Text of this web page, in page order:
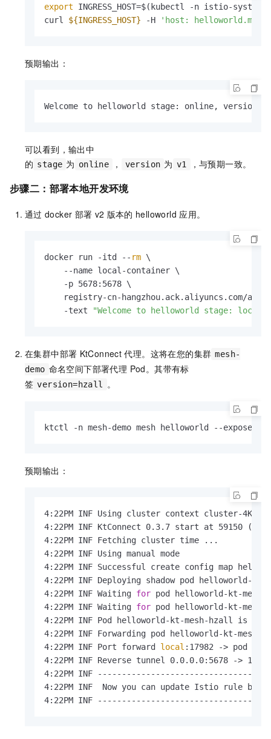
export INGRESS_HOST=$(kubectl -n istio-
curl ${INGRESS_HOST} -H 'host:
预期输出：
Welcome to helloworld stage: online, version:
可以看到，输出中
的 stage 为 online ， version 为 v1 ，与预期一致。
步骤二：部署本地开发环境
通过 docker 部署 v2 版本的 helloworld 应用。
docker run -itd -- rm \
    --name local-container \
    -p 5678:5678 \
registry-cn-hangzhou.ack.aliyuncs.com/ack-
    -text
"Welcome to helloworld stage:
在集群中部署 KtConnect 代理。这将在您的集群 mesh-
demo 命名空间下部署代理 Pod。其带有标
签 version=hzall 。
ktctl -n mesh-demo mesh helloworld --expose
预期输出：
4:22PM INF Using cluster context cluster-
4:22PM INF KtConnect 0.3.7 start at 59150
4:22PM INF Fetching cluster time ...
4:22PM INF Using manual mode
4:22PM INF Successful create config map
4:22PM INF Deploying shadow pod helloworld-
4:22PM INF Waiting for pod helloworld-kt-
4:22PM INF Waiting for pod helloworld-kt-
4:22PM INF Pod helloworld-kt-mesh-hzall is
4:22PM INF Forwarding pod helloworld-kt-
4:22PM INF Port forward local :17982 -> pod
4:22PM INF Reverse tunnel 0.0.0.0:5678 ->
4:22PM INF
4:22PM INF  Now you can update Istio rule by
4:22PM INF